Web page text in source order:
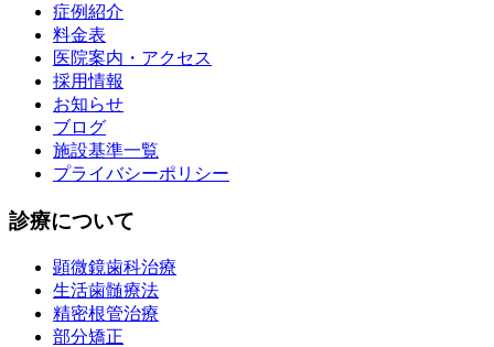
症例紹介
料金表
医院案内・アクセス
採用情報
お知らせ
ブログ
施設基準一覧
プライバシーポリシー
診療について
顕微鏡歯科治療
生活歯髄療法
精密根管治療
部分矯正